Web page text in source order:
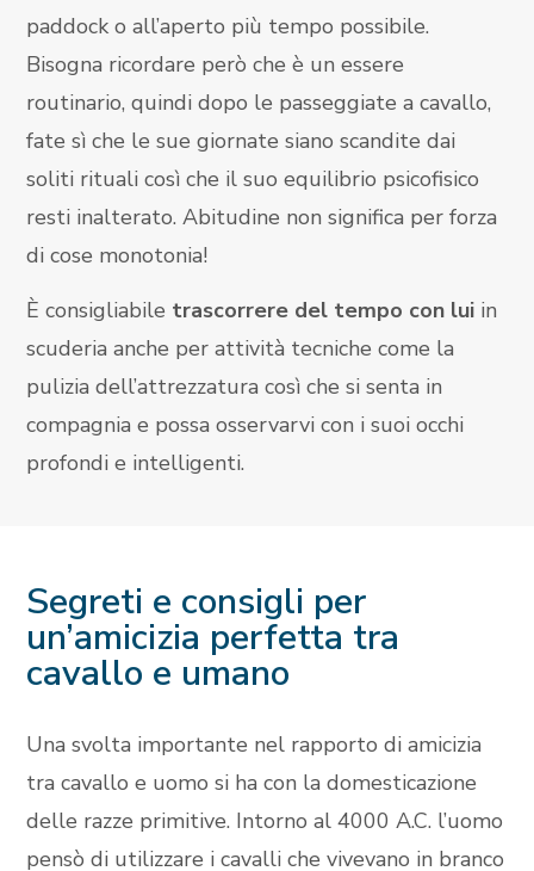
paddock o all’aperto più tempo possibile.
Bisogna ricordare però che è un essere
routinario, quindi dopo le passeggiate a cavallo,
fate sì che le sue giornate siano scandite dai
soliti rituali così che il suo equilibrio psicofisico
resti inalterato. Abitudine non significa per forza
di cose monotonia!
È consigliabile trascorrere del tempo con lui in
scuderia anche per attività tecniche come la
pulizia dell’attrezzatura così che si senta in
compagnia e possa osservarvi con i suoi occhi
profondi e intelligenti.
Segreti e consigli per
un’amicizia perfetta tra
cavallo e umano
Una svolta importante nel rapporto di amicizia
tra cavallo e uomo si ha con la domesticazione
delle razze primitive. Intorno al 4000 A.C. l’uomo
pensò di utilizzare i cavalli che vivevano in branco